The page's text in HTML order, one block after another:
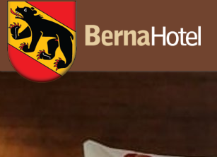
Fecha de Llegada